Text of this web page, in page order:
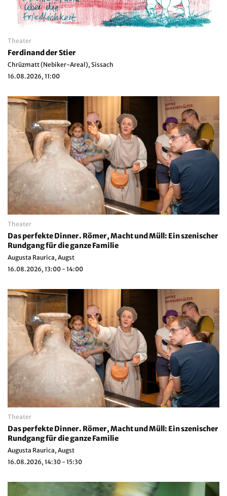
Theater
Ferdinand der Stier
Chrüzmatt (Nebiker-Areal), Sissach
16.08.2026, 11:00
Theater
Das perfekte Dinner. Römer, Macht und Müll: Ein szenischer
Rundgang für die ganze Familie
Augusta Raurica, Augst
16.08.2026, 13:00 - 14:00
Theater
Das perfekte Dinner. Römer, Macht und Müll: Ein szenischer
Rundgang für die ganze Familie
Augusta Raurica, Augst
16.08.2026, 14:30 - 15:30